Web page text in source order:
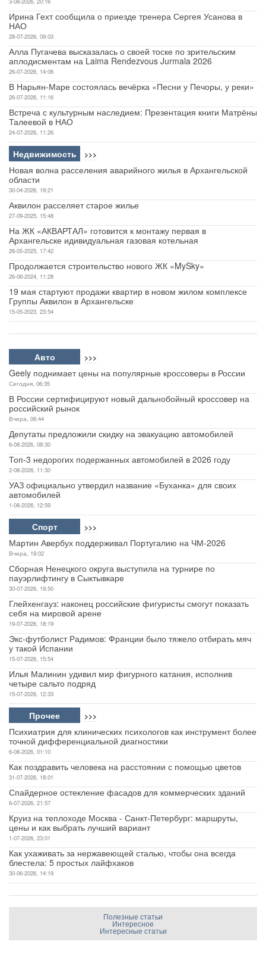
Ирина Гехт сообщила о приезде тренера Сергея Усанова в
НАО
28-07-2026, 09:03
Алла Пугачева высказалась о своей тоске по зрительским
аплодисментам на Laima Rendezvous Jurmala 2026
26-07-2026, 14:06
В Нарьян-Маре состоялась вечёрка «Песни у Печоры, у реки»
26-07-2026, 11:16
Встреча с культурным наследием: Презентация книги Матрёны
Талеевой в НАО
24-07-2026, 11:26
Недвижимость >>>
Новая волна расселения аварийного жилья в Архангельской
области
30-04-2026, 19:21
Аквилон расселяет старое жилье
27-09-2025, 15:48
На ЖК «АКВАРТАЛ» готовится к монтажу первая в
Архангельске идивидуальная газовая котельная
26-05-2025, 17:42
Продолжается строительство нового ЖК «MySky»
26-06-2024, 11:28
19 мая стартуют продажи квартир в новом жилом комплексе
Группы Аквилон в Архангельске
15-05-2023, 23:54
Авто >>>
Geely поднимает цены на популярные кроссоверы в России
Сегодня, 06:35
В России сертифицируют новый дальнобойный кроссовер на
российский рынок
Вчера, 06:44
Депутаты предложили скидку на эвакуацию автомобилей
6-08-2026, 08:30
Топ-3 недорогих подержанных автомобилей в 2026 году
2-08-2026, 11:30
УАЗ официально утвердил название «Буханка» для своих
автомобилей
1-08-2026, 12:59
Спорт >>>
Мартин Авербух поддерживал Португалию на ЧМ-2026
Вчера, 19:02
Сборная Ненецкого округа выступила на турнире по
пауэрлифтингу в Сыктывкаре
30-07-2026, 19:50
Глейхенгауз: наконец российские фигуристы смогут показать
себя на мировой арене
19-07-2026, 18:19
Экс-футболист Радимов: Франции было тяжело отбирать мяч
у такой Испании
15-07-2026, 15:54
Илья Малинин удивил мир фигурного катания, исполнив
четыре сальто подряд
15-07-2026, 12:33
Прочее >>>
Психиатрия для клинических психологов как инструмент более
точной дифференциальной диагностики
6-08-2026, 01:10
Как поздравить человека на расстоянии с помощью цветов
31-07-2026, 18:01
Спайдерное остекление фасадов для коммерческих зданий
6-07-2026, 21:57
Круиз на теплоходе Москва - Санкт-Петербург: маршруты,
цены и как выбрать лучший вариант
1-07-2026, 23:01
Как ухаживать за нержавеющей сталью, чтобы она всегда
блестела: 5 простых лайфхаков
30-06-2026, 14:19
Полезные статьи
Интересное
Интересные статьи